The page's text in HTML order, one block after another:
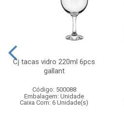
Cj tacas vidro 220ml 6pcs
gallant
Código: 500088
Embalagem: Unidade
Caixa Com: 6 Unidade(s)